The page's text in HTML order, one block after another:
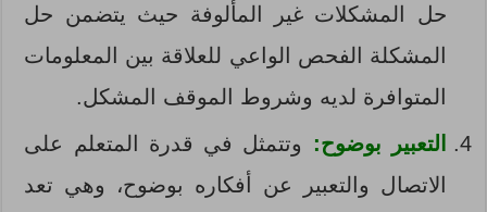
حل المشكلات غير المألوفة حيث يتضمن حل
المشكلة الفحص الواعي للعلاقة بين المعلومات
المتوافرة لديه وشروط الموقف المشكل.
التعبير بوضوح:
وتتمثل في قدرة المتعلم على
الاتصال والتعبير عن أفكاره بوضوح، وهي تعد